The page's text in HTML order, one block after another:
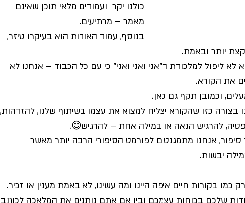
כולנו יקר  ועמודים מלאי תוכן שאינם
מאמר – מרתיעים.
בנוסף, עמוד האודות הוא בעיקרו טיזר,
יותר ובאמת.
ליפול למלכודת ה"אני ואני ואני" כי עם כל הכבוד – אנחנו לא
את הקורא.
וכמובן תקף גם כאן.
בצורה כזו שהקורא יצליח למצוא את עצמו בשיתוף שלנו, להזדהות,
להרגיש הנאה או במילה אחת – להרגיש😊.
אנחנו מתמגנטים לפורמט הסיפורי הרבה יותר מאשר
יבשות.
כמו בקורות חיים איפה היינו ומה עשינו, לא באמת מענין או זכיר.
שלכם בכוחות עצמכם ובין אם אתם נותנים את המלאכה לכותב